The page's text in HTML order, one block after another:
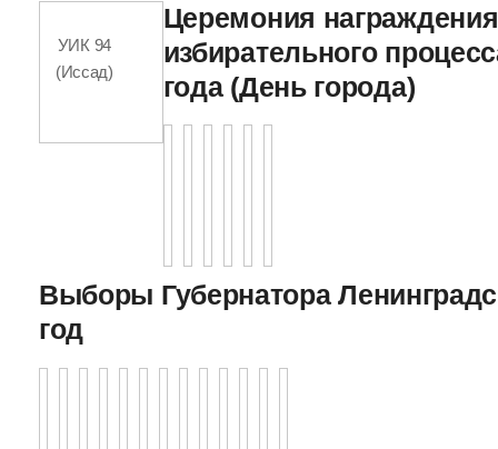
УИК 94
(Иссад)
Церемония
избирательного
года (День города)
Выборы Губернатора
год